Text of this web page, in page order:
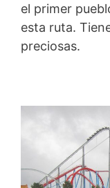
el primer
esta ruta.
preciosas.